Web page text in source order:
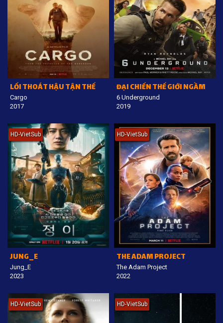
LỐI THOÁT HẬU TẬN THẾ
Cargo
2017
ĐẠI CHIẾN THẾ GIỚI NGẦM
6 Underground
2019
HD-VietSub
JUNG_E
Jung_E
2023
HD-VietSub
THE ADAM PROJECT
The Adam Project
2022
HD-VietSub HD-VietSub